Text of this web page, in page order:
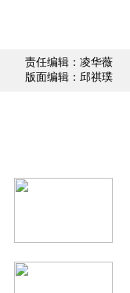
责任编辑：凌华薇
版面编辑：邱祺璞